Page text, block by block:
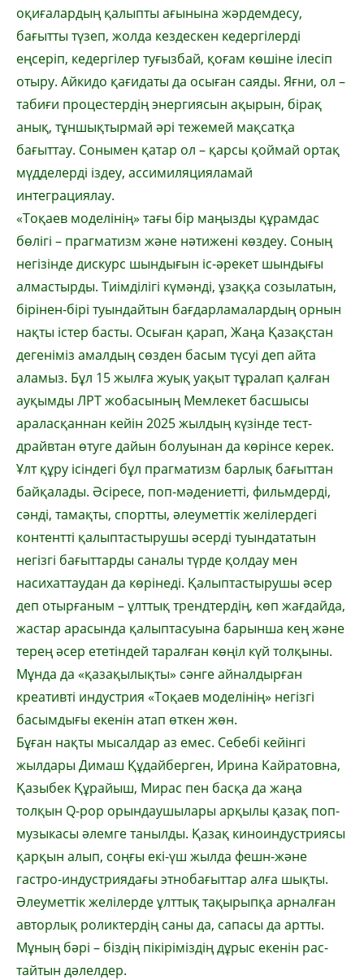
оқиғалардың қалыпты ағынына жәрдемдесу,
бағытты түзеп, жолда кездескен кедергілерді
еңсеріп, кедергілер туғызбай, қоғам көшіне ілесіп
отыру. Айкидо қағидаты да осыған саяды. Яғни, ол –
табиғи процес­тердің энергиясын ақырын, бірақ
анық, тұншықтырмай әрі тежемей мақсатқа
бағыттау. Сонымен қатар ол – қарсы қоймай ортақ
мүдделерді іздеу, ассимиляцияламай
интеграциялау.
«Тоқаев моделінің» тағы бір маңызды құрамдас
бөлігі – прагматизм және нәтижені көздеу. Соның
негізінде дискурс шындығын іс-әрекет шындығы
алмастырды. Тиімділігі күмәнді, ұзаққа созылатын,
бірінен-бірі туындайтын бағдарламалардың орнын
нақ­ты істер басты. Осыған қарап, Жаңа Қазақ­стан
дегеніміз амалдың сөзден басым түсуі деп айта
аламыз. Бұл 15 жылға жуық уақыт тұралап қалған
ауқымды ЛРТ жобасының Мемлекет басшысы
араласқаннан кейін 2025 жылдың күзінде тест-
драйвтан өтуге дайын болуынан да көрінсе керек.
Ұлт құру ісіндегі бұл прагматизм барлық ба­ғыттан
байқалады. Әсіресе, поп-мәде­ниетті, фильмдерді,
сәнді, тамақты, спортты, әлеуметтік желілердегі
контентті қалыптас­тырушы әсерді туындататын
негізгі бағыт­тарды саналы түрде қолдау мен
насихаттау­дан да көрінеді. Қалыптастырушы әсер
деп отыр­ғаным – ұлттық трендтердің, көп жағ­дайда,
жастар арасында қалыптасуы­на барын­ша кең және
терең әсер ететіндей тарал­­ған көңіл күй толқыны.
Мұнда да «қа­за­­қылықты» сәнге айналдырған
креативті ин­дустрия «Тоқаев моделінің» негізгі
басым­ды­ғы екенін атап өткен жөн.
Бұған нақты мысалдар аз емес. Себебі кейін­гі
жылдары Димаш Құдайберген, Ирина Кайратовна,
Қазыбек Құрайыш, Мирас пен басқа да жаңа
толқын Q-pop орын­даушылары арқылы қазақ поп-
музы­касы әлемге таныл­ды. Қазақ киноин­дуст­риясы
қарқын алып, соңғы екі-үш жылда фешн-және
гастро-индустриядағы этно­бағыттар алға шықты.
Әлеуметтік желілерде ұлттық тақырыпқа ар­налған
авторлық роликтердің саны да, са­пасы да артты.
Мұ­ның бәрі – біздің пікірі­міздің дұрыс екенін рас­
тайтын дәлелдер.